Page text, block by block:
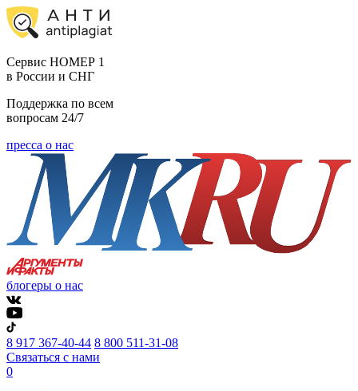
Cервис НОМЕР 1
в России и СНГ
Поддержка по всем
вопросам 24/7
пресса о нас
блогеры о нас
8 917 367-40-44 8 800 511-31-08
Связаться с нами
0